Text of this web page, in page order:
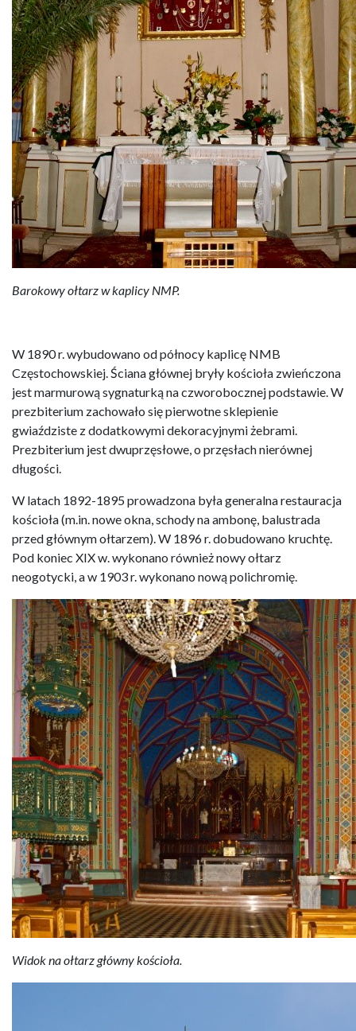
Barokowy ołtarz w kaplicy NMP.
W 1890 r. wybudowano od północy kaplicę NMB
Częstochowskiej. Ściana głównej bryły kościoła zwieńczona
jest marmurową sygnaturką na czworobocznej podstawie. W
prezbiterium zachowało się pierwotne sklepienie
gwiaździste z dodatkowymi dekoracyjnymi żebrami.
Prezbiterium jest dwuprzęsłowe, o przęsłach nierównej
długości.
W latach 1892-1895 prowadzona była generalna restauracja
kościoła (m.in. nowe okna, schody na ambonę, balustrada
przed głównym ołtarzem). W 1896 r. dobudowano kruchtę.
Pod koniec XIX w. wykonano również nowy ołtarz
neogotycki, a w 1903 r. wykonano nową polichromię.
Widok na ołtarz główny kościoła.